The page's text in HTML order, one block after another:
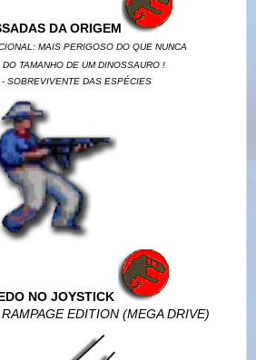
DA ORIGEM
MAIS PERIGOSO DO QUE NUNCA
TAMANHO DE UM DINOSSAURO !
SOBREVIVENTE DAS ESPÉCIES
NO JOYSTICK
EDITION (MEGA DRIVE)